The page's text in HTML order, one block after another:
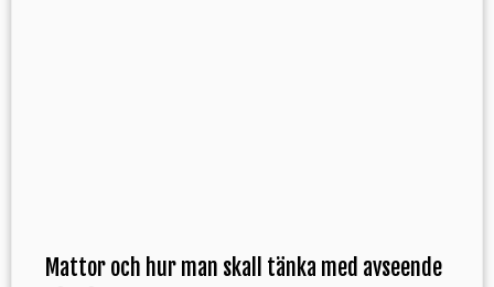
Mattor och hur man skall tänka med avseende